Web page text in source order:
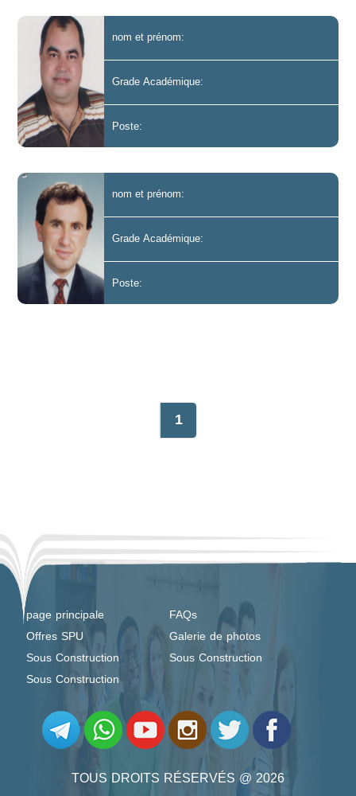
nom et prénom:
Grade Académique:
Poste:
nom et prénom:
Grade Académique:
Poste:
1
page principale
FAQs
Offres SPU
Galerie de photos
Sous Construction
Sous Construction
Sous Construction
TOUS DROITS RÉSERVÉS @ 2026